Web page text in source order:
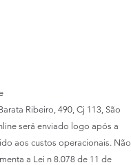
Ribeiro, 490, Cj 113, São
será enviado logo após a
aos custos operacionais. Não
a Lei n 8.078 de 11 de